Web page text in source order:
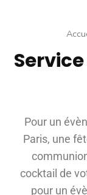
Pour un
Paris, une
cocktail de
pour un